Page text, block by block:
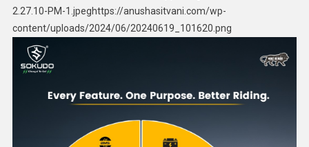
2.27.10-PM-1.jpeghttps://anushasitvani.com/wp-
content/uploads/2024/06/20240619_101620.png